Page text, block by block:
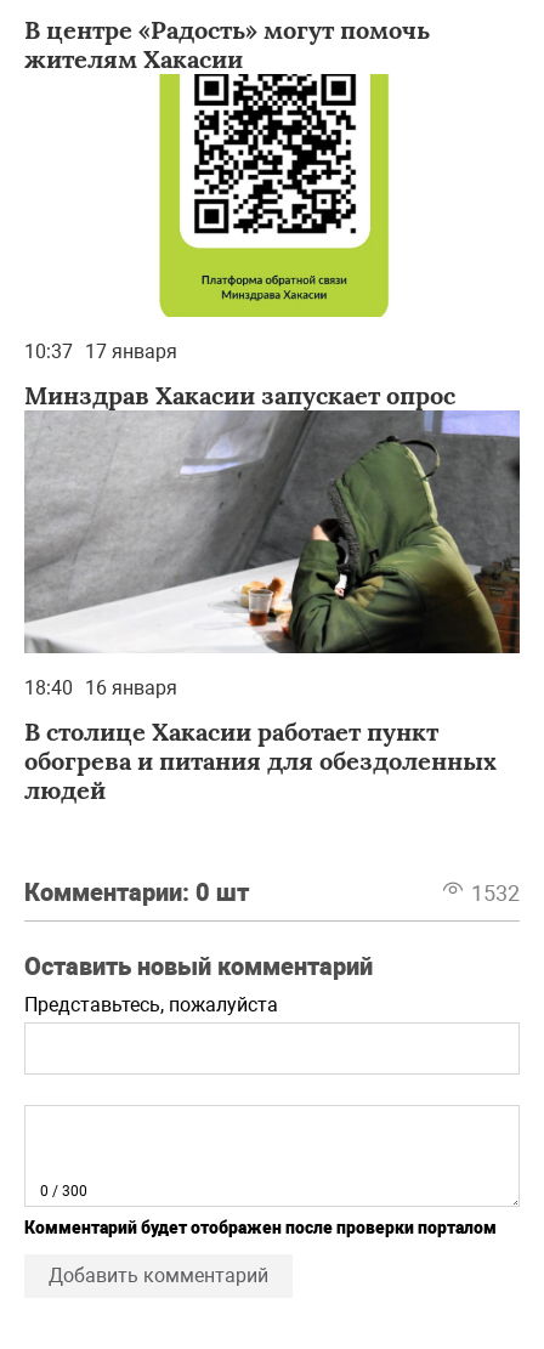
В центре «Радость» могут помочь
жителям Хакасии
10:37 17 января
Минздрав Хакасии запускает опрос
18:40 16 января
В столице Хакасии работает пункт
обогрева и питания для обездоленных
людей
Комментарии: 0 шт 1532
Оставить новый комментарий
Представьтесь, пожалуйста
0 / 300
Комментарий будет отображен после проверки порталом
Добавить комментарий